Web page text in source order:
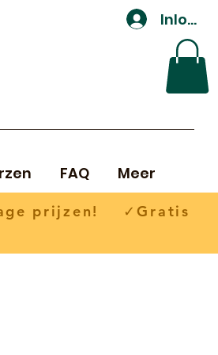
Inloggen
FAQ Meer
prijzen! ✓Gratis